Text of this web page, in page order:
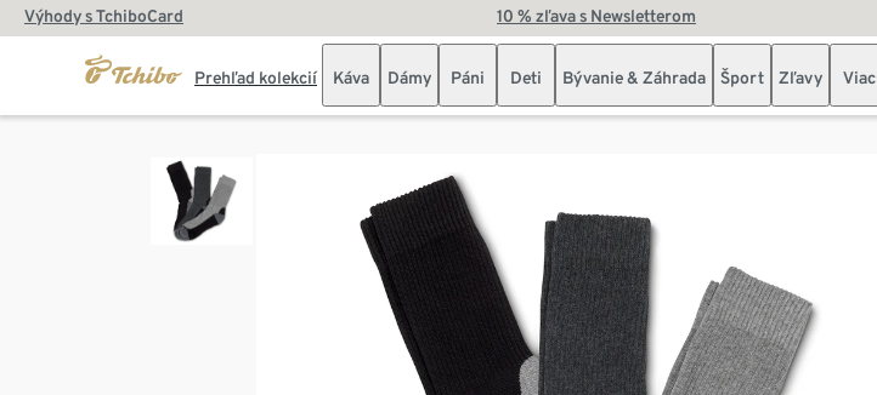
Výhody s TchiboCard 10 % zľava s Newsletterom
Prehľad kolekcií Káva Dámy Páni Deti Bývanie & Záhrada Šport Zľavy Viac